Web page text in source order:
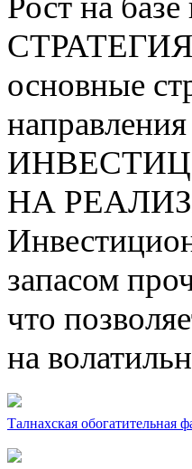
основные
направления
НА
запасом
что
на
Талнахская обогатительная